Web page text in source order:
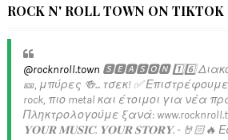
ROCK N' ROLL TOWN ON TIKTOK
@rocknroll.town 🆂🅴🅰🆂🅾🅽 1️⃣6️⃣
🎫, μπύρες 🍻... τσεκ! ✅️
rock, πιο metal και έτοιμοι για νέα
Πληκτρολογούμε ξανά:
𝐘𝐎𝐔𝐑 𝐌𝐔𝐒𝐈𝐂. 𝐘𝐎𝐔𝐑 𝐒𝐓𝐎𝐑𝐘. - 🤘🏻🔥